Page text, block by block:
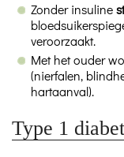
Zonder insuline
veroorzaakt.
Met het ouder
(nierfalen,
hartaanval).
Type 1